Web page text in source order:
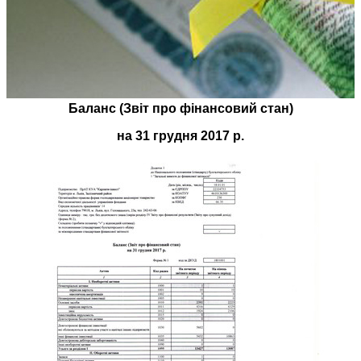
Баланс (Звіт про фінансовий стан)
на 31 грудня 2017 р.